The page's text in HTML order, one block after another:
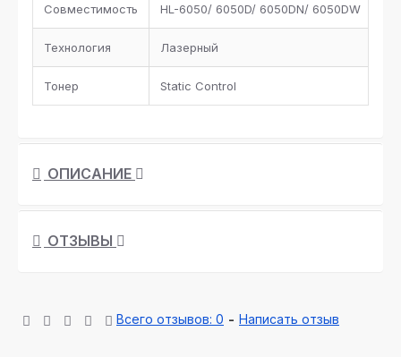
Совместимость HL-6050/ 6050D/ 6050DN/ 6050DW
Технология Лазерный
Тонер Static Control
ОПИСАНИЕ
ОТЗЫВЫ
Всего отзывов: 0 - Написать отзыв